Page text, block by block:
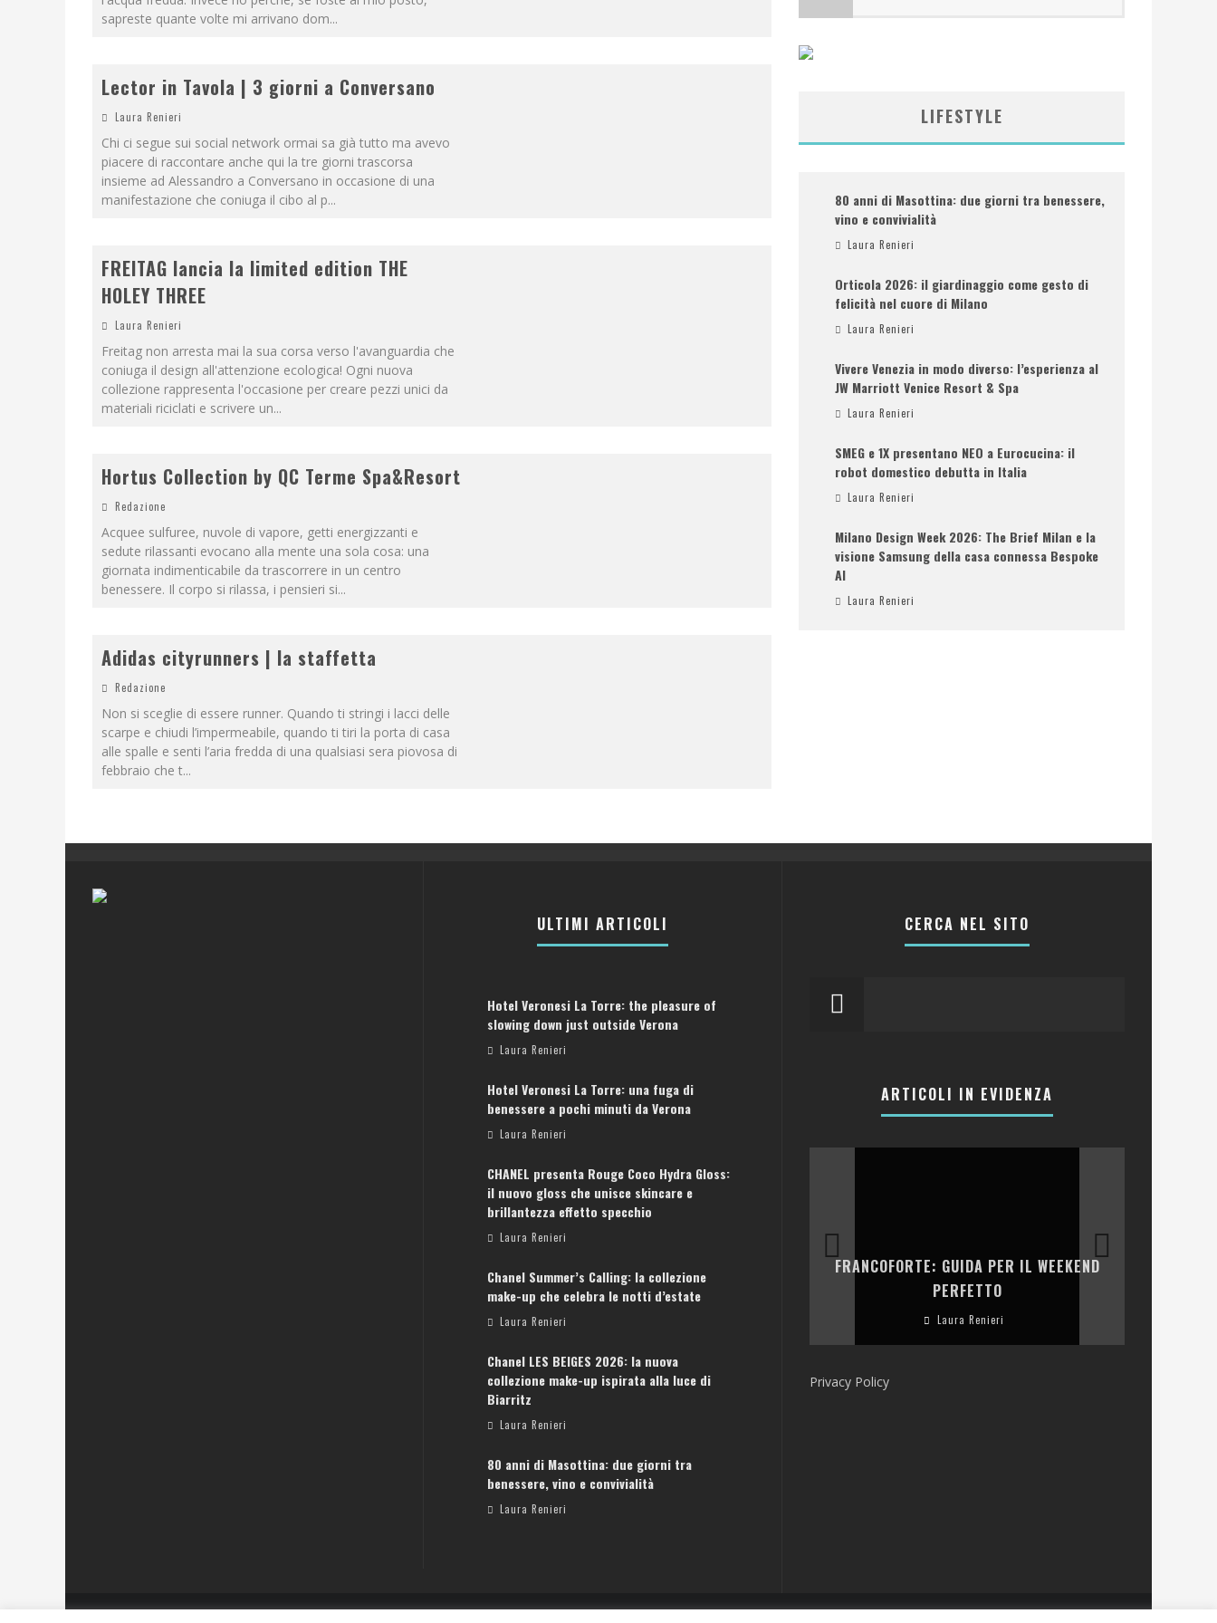
sapreste quante volte mi arrivano dom...
Lector in Tavola | 3 giorni a Conversano
Laura Renieri
Chi ci segue sui social network ormai sa già tutto ma avevo
piacere di raccontare anche qui la tre giorni trascorsa
insieme ad Alessandro a Conversano in occasione di una
manifestazione che coniuga il cibo al p...
FREITAG lancia la limited edition THE
HOLEY THREE
Laura Renieri
Freitag non arresta mai la sua corsa verso l'avanguardia che
coniuga il design all'attenzione ecologica! Ogni nuova
collezione rappresenta l'occasione per creare pezzi unici da
materiali riciclati e scrivere un...
Hortus Collection by QC Terme Spa&Resort
Redazione
Acquee sulfuree, nuvole di vapore, getti energizzanti e
sedute rilassanti evocano alla mente una sola cosa: una
giornata indimenticabile da trascorrere in un centro
benessere. Il corpo si rilassa, i pensieri si...
Adidas cityrunners | la staffetta
Redazione
Non si sceglie di essere runner. Quando ti stringi i lacci delle
scarpe e chiudi l’impermeabile, quando ti tiri la porta di casa
alle spalle e senti l’aria fredda di una qualsiasi sera piovosa di
febbraio che t...
LIFESTYLE
80 anni di Masottina: due giorni tra benessere,
vino e convivialità
Laura Renieri
Orticola 2026: il giardinaggio come gesto di
felicità nel cuore di Milano
Laura Renieri
Vivere Venezia in modo diverso: l’esperienza al
JW Marriott Venice Resort & Spa
Laura Renieri
SMEG e 1X presentano NEO a Eurocucina: il
robot domestico debutta in Italia
Laura Renieri
Milano Design Week 2026: The Brief Milan e la
visione Samsung della casa connessa Bespoke
AI
Laura Renieri
ULTIMI ARTICOLI
Hotel Veronesi La Torre: the pleasure of
slowing down just outside Verona
Laura Renieri
Hotel Veronesi La Torre: una fuga di
benessere a pochi minuti da Verona
Laura Renieri
CHANEL presenta Rouge Coco Hydra Gloss:
il nuovo gloss che unisce skincare e
brillantezza effetto specchio
Laura Renieri
Chanel Summer’s Calling: la collezione
make-up che celebra le notti d’estate
Laura Renieri
Chanel LES BEIGES 2026: la nuova
collezione make-up ispirata alla luce di
Biarritz
Laura Renieri
80 anni di Masottina: due giorni tra
benessere, vino e convivialità
Laura Renieri
CERCA NEL SITO
ARTICOLI IN EVIDENZA
ATENE: GUIDA PER IL WEEKEND PERFETTO
FRANCOFORTE: GUIDA PER IL WEEKEND
PERFETTO
Laura Renieri
Privacy Policy